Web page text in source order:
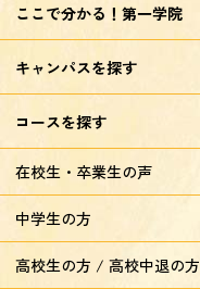
ここで分かる！第一学院
キャンパスを探す
コースを探す
在校生・卒業生の声
中学生の方
高校生の方 / 高校中退の方